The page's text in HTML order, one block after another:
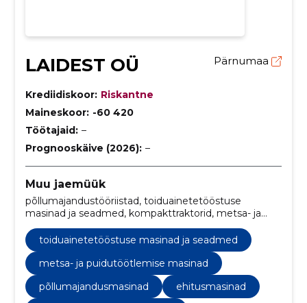
LAIDEST OÜ Pärnumaa
Krediidiskoor: Riskantne
Maineskoor: -60 420
Töötajaid: –
Prognooskäive (2026): –
Muu jaemüük
põllumajandustööriistad, toiduainetetööstuse
masinad ja seadmed, kompakttraktorid, metsa- ja
puidutöötlemise masinad, põllumajandusmasinad,
ehitusmasinad, aastaringne kommunaalhooldus,
jäätmekäitlusteenused, masinate hooldus ja remont,
konsultatsiooniteenused
toiduainetetööstuse masinad ja seadmed
metsa- ja puidutöötlemise masinad
põllumajandusmasinad
ehitusmasinad